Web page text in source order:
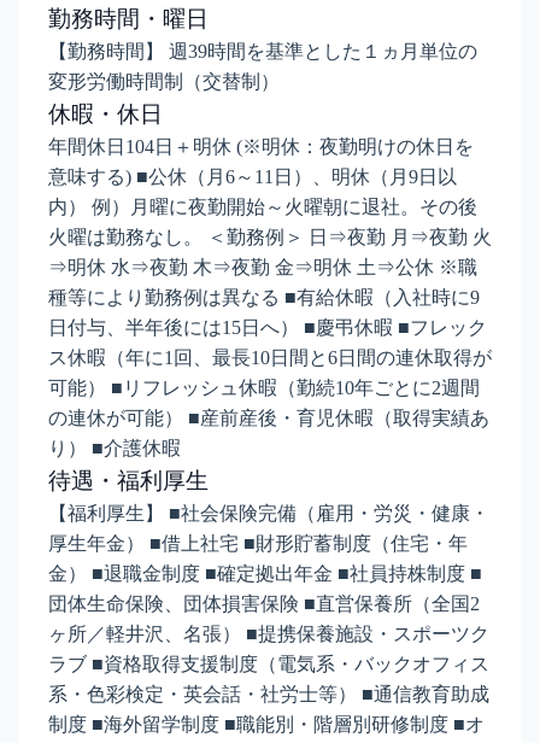
勤務時間・曜日
【勤務時間】 週39時間を基準とした１ヵ月単位の
変形労働時間制（交替制）
休暇・休日
年間休日104日＋明休 (※明休：夜勤明けの休日を
意味する) ■公休（月6～11日）、明休（月9日以
内） 例）月曜に夜勤開始～火曜朝に退社。その後
火曜は勤務なし。 ＜勤務例＞ 日⇒夜勤 月⇒夜勤 火
⇒明休 水⇒夜勤 木⇒夜勤 金⇒明休 土⇒公休 ※職
種等により勤務例は異なる ■有給休暇（入社時に9
日付与、半年後には15日へ） ■慶弔休暇 ■フレック
ス休暇（年に1回、最長10日間と6日間の連休取得が
可能） ■リフレッシュ休暇（勤続10年ごとに2週間
の連休が可能） ■産前産後・育児休暇（取得実績あ
り） ■介護休暇
待遇・福利厚生
【福利厚生】 ■社会保険完備（雇用・労災・健康・
厚生年金） ■借上社宅 ■財形貯蓄制度（住宅・年
金） ■退職金制度 ■確定拠出年金 ■社員持株制度 ■
団体生命保険、団体損害保険 ■直営保養所（全国2
ヶ所／軽井沢、名張） ■提携保養施設・スポーツク
ラブ ■資格取得支援制度（電気系・バックオフィス
系・色彩検定・英会話・社労士等） ■通信教育助成
制度 ■海外留学制度 ■職能別・階層別研修制度 ■オ